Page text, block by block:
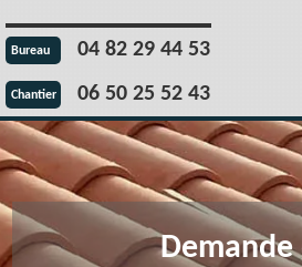
Bureau 04 82 29 44 53
Chantier 06 50 25 52 43